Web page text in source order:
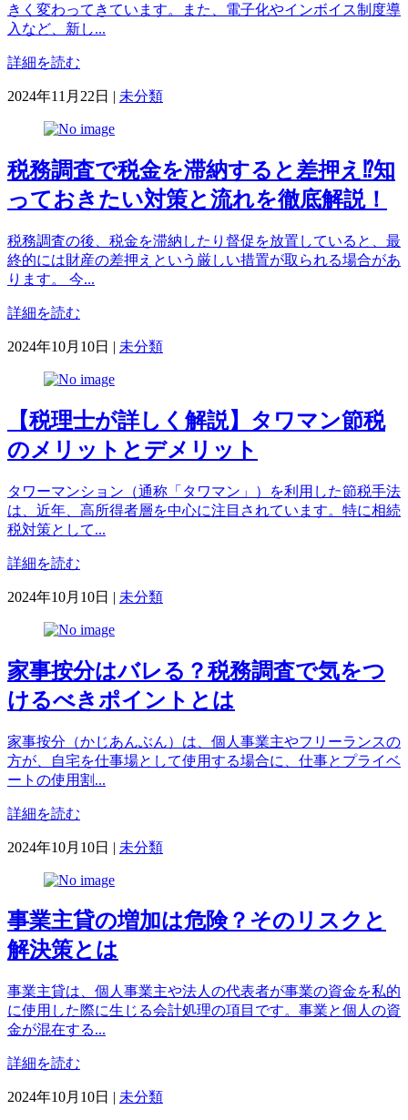
きく変わってきています。また、電子化やインボイス制度導
入など、新し...
詳細を読む
2024年11月22日 | カ
ー
未分類
税務調査で税金を滞納すると差押え⁉知
っておきたい対策と流れを徹底解説！
税務調査の後、税金を滞納したり督促を放置していると、最
終的には財産の差押えという厳しい措置が取られる場合があ
ります。 今...
詳細を読む
2024年10月10日 | カ
ー
未分類
【税理士が詳しく解説】タワマン節税
のメリットとデメリット
タワーマンション（通称「タワマン」）を利用した節税手法
は、近年、高所得者層を中心に注目されています。特に相続
税対策として...
詳細を読む
2024年10月10日 | カ
ー
未分類
家事按分はバレる？税務調査で気をつ
けるべきポイントとは
家事按分（かじあんぶん）は、個人事業主やフリーランスの
方が、自宅を仕事場として使用する場合に、仕事とプライベ
ートの使用割...
詳細を読む
2024年10月10日 | カ
ー
未分類
事業主貸の増加は危険？そのリスクと
解決策とは
事業主貸は、個人事業主や法人の代表者が事業の資金を私的
に使用した際に生じる会計処理の項目です。事業と個人の資
金が混在する...
詳細を読む
2024年10月10日 | カ
未分類